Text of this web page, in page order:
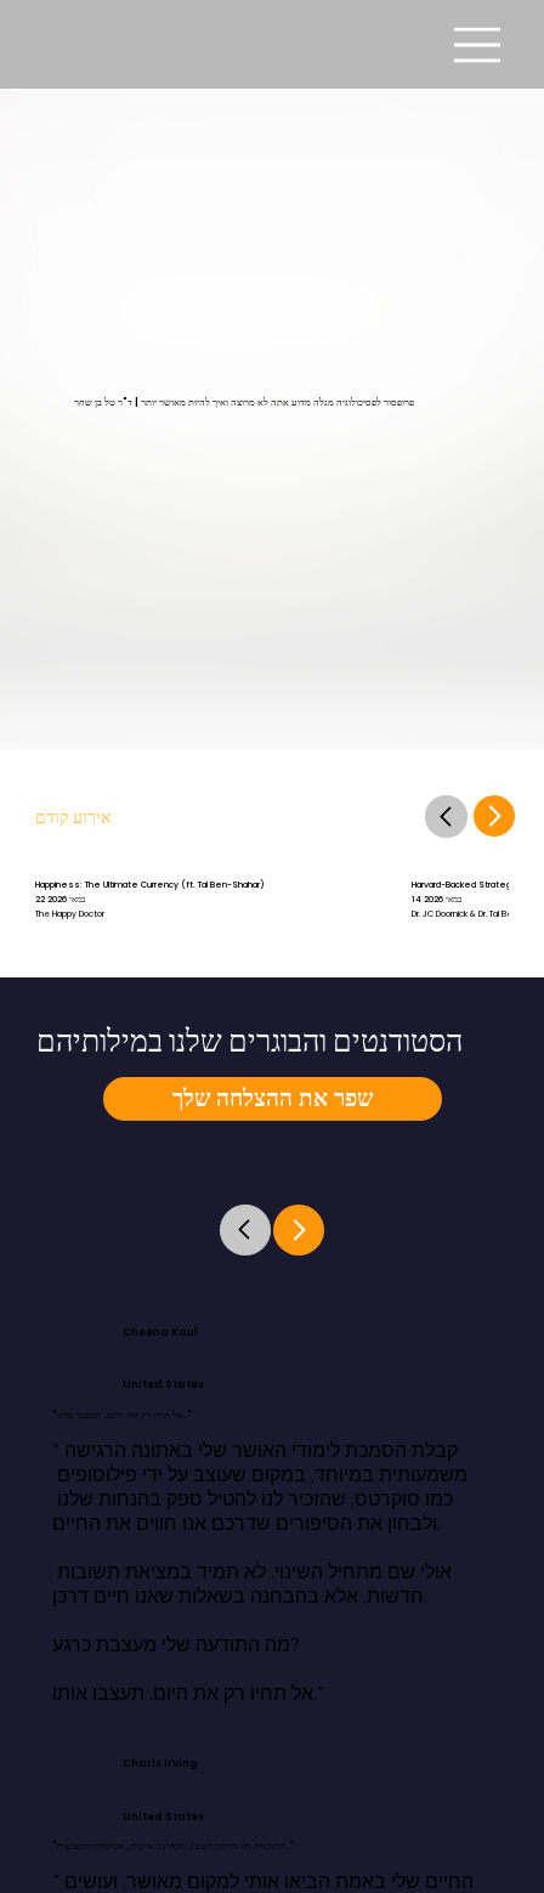
פרופסור לפסיכולוגיה מגלה מדוע אתה לא מרוצה ואיך להיות מאושר יותר | ד"ר טל בן שחר
אירוע קודם
Happiness: The Ultimate Currency (ft. Tal Ben-Shahar)
22 במאי 2026
The Happy Doctor
Harvard-Backed Strategies for
14 במאי 2026
Dr. JC Doornick & Dr. Tal Ben-
שפר את ההצלחה שלך
הסטודנטים והבוגרים שלנו במילותיהם
Cheena Kaul
United States
"אל תחיו רק את היום. תעצבו אותו."
"קבלת הסמכת לימודי האושר שלי באתונה הרגישה
ולבחון את הסיפורים שדרכם אנו חווים את החיים.
אולי שם מתחיל השינוי. לא תמיד במציאת תשובות
חדשות, אלא בהבחנה בשאלות שאנו חיים דרכן.
מה התודעה שלי מעצבת כרגע?
אל תחיו רק את היום. תעצבו אותו."
Charis Irving
United States
"התוכנית הזו הייתה תענוג, מבחינה אישית, אקדמית ומקצועית."
"החיים שלי באמת הביאו אותי למקום מאושר, ועושים